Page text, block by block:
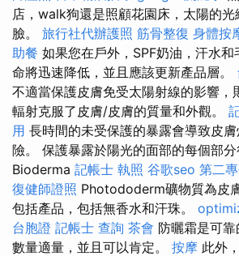
店，walk狗還是照顧花園床，太陽的
臉。 旅行社代辦護照 筋骨整復 身體按
助餐 如果您在戶外，SPF奶油，汗水
命將迅速降低，並且應該更新產品層。
不適當保護皮膚免受太陽射線的影響，
輻射克服了皮膚/皮膚的質量和外觀。
用 長時間的未受保護的暴露會導致皮
險。 保護暴露於陽光的面部的每個部分
Bioderma 記帳士 執照 谷歌seo 第二
復健師證照 Photododerm礦物質為皮
包括產品，包括無香水和汗珠。
台胞證 記帳士 查詢 茶會 防曬霜是可
數量適量，並且可以肯定。 按摩 此外